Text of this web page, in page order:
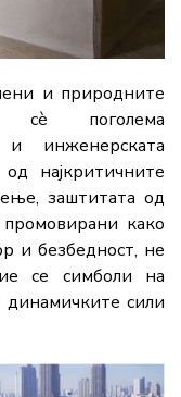
и природните
сè поголема
и инженерската
најкритичните
заштитата од
промовирани како
и безбедност, не
се симболи на
динамичките сили